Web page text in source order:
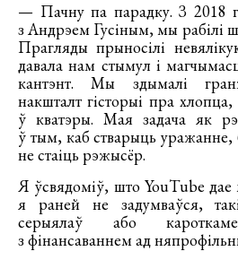
— Пачну па парадку. З 2018
з Андрэем Гусіным, мы рабілі
Прагляды прыносілі
давала нам стымул і
кантэнт. Мы здымалі
накшталт гісторыі пра хлопца,
ў кватэры. Мая задача як
ў тым, каб стварыць
не стаіць рэжысёр.
Я ўсвядоміў, што YouTube дае
я раней не задумваўся,
серыялаў або
з фінансаваннем ад